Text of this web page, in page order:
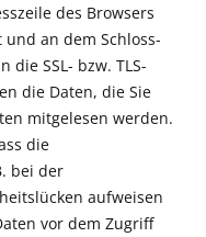
des Browsers
und an dem Schloss-
die SSL- bzw. TLS-
die Daten, die Sie
mitgelesen werden.
die
bei der
aufweisen
vor dem Zugriff